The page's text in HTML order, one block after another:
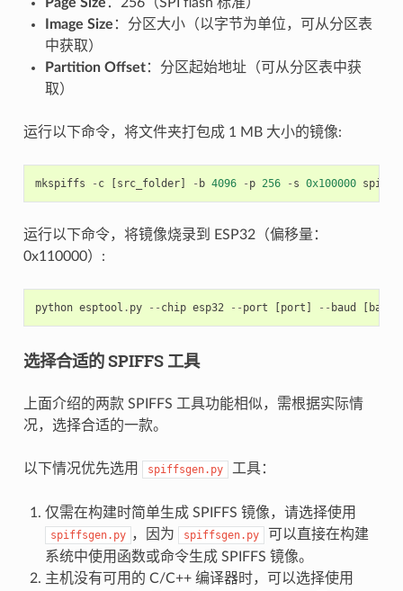
Image Size ：分区大小（以字节为单位，可从分区表
中获取）
Partition Offset：分区起始地址（可从分区表中获
取）
运行以下命令，将文件夹打包成 1 MB 大小的镜像:
mkspiffs - c [src_folder] - b 4096 - p 256 - s 0x100000 spiffs
运行以下命令，将镜像烧录到 ESP32（偏移量：
0x110000）:
python esptool . py -- chip esp32 -- port [port ] -- baud [ baud
选择合适的 SPIFFS 工具
上面介绍的两款 SPIFFS 工具功能相似，需根据实际情
况，选择合适的一款。
以下情况优先选用 spiffsgen.py 工具：
仅需在构建时简单生成 SPIFFS 镜像，请选择使用
spiffsgen.py ，因为 spiffsgen.py
可以直接在构建
系统中使用函数或命令生成 SPIFFS 镜像。
主机没有可用的 C/C++ 编译器时，可以选择使用